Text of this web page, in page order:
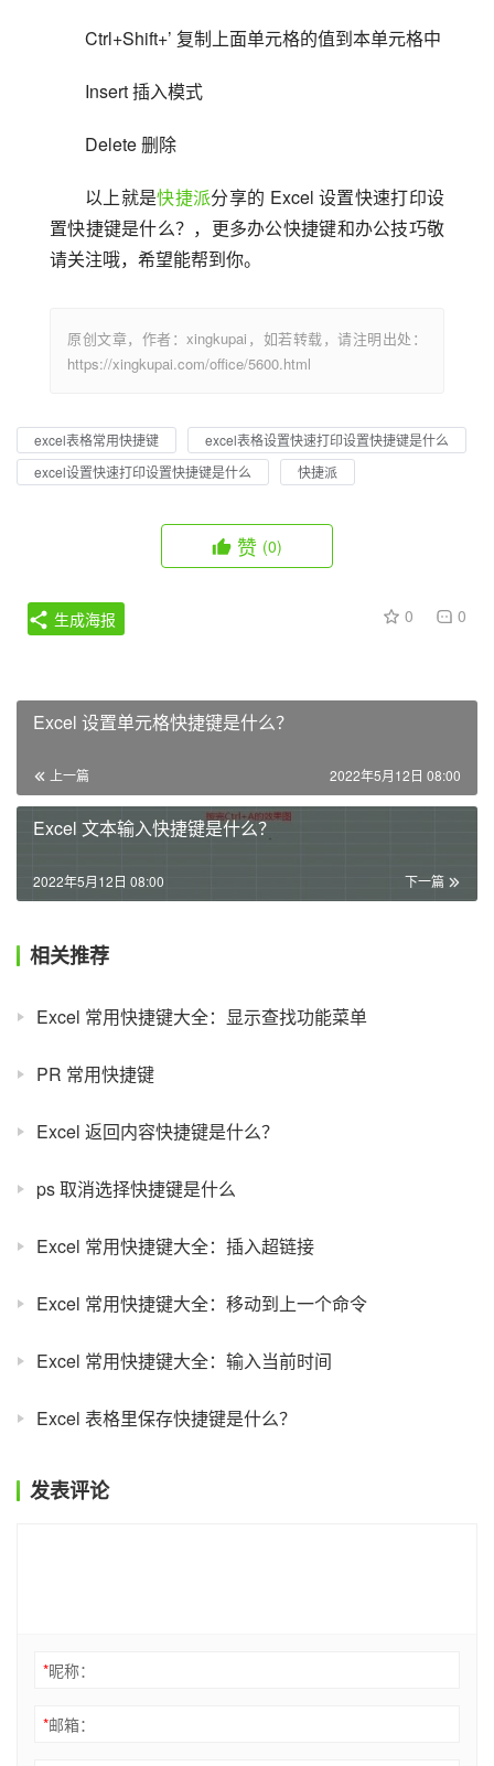
Ctrl+Shift+’ 复制上面单元格的值到本单元格中
Insert 插入模式
Delete 删除
以上就是快捷派分享的 Excel 设置快速打印设
置快捷键是什么？，更多办公快捷键和办公技巧敬
请关注哦，希望能帮到你。
原创文章，作者：xingkupai，如若转载，请注明出处：
https://xingkupai.com/office/5600.html
excel表格常用快捷键
excel表格设置快速打印设置快捷键是什么
excel设置快速打印设置快捷键是什么
快捷派
赞 (0)
0 0
生成海报
Excel 设置单元格快捷键是什么？
上一篇 2022年5月12日 08:00
Excel 文本输入快捷键是什么？
下一篇
2022年5月12日 08:00
相关推荐
Excel 常用快捷键大全：显示查找功能菜单
PR 常用快捷键
Excel 返回内容快捷键是什么？
ps 取消选择快捷键是什么
Excel 常用快捷键大全：插入超链接
Excel 常用快捷键大全：移动到上一个命令
Excel 常用快捷键大全：输入当前时间
Excel 表格里保存快捷键是什么？
发表评论
*昵称：
*邮箱：